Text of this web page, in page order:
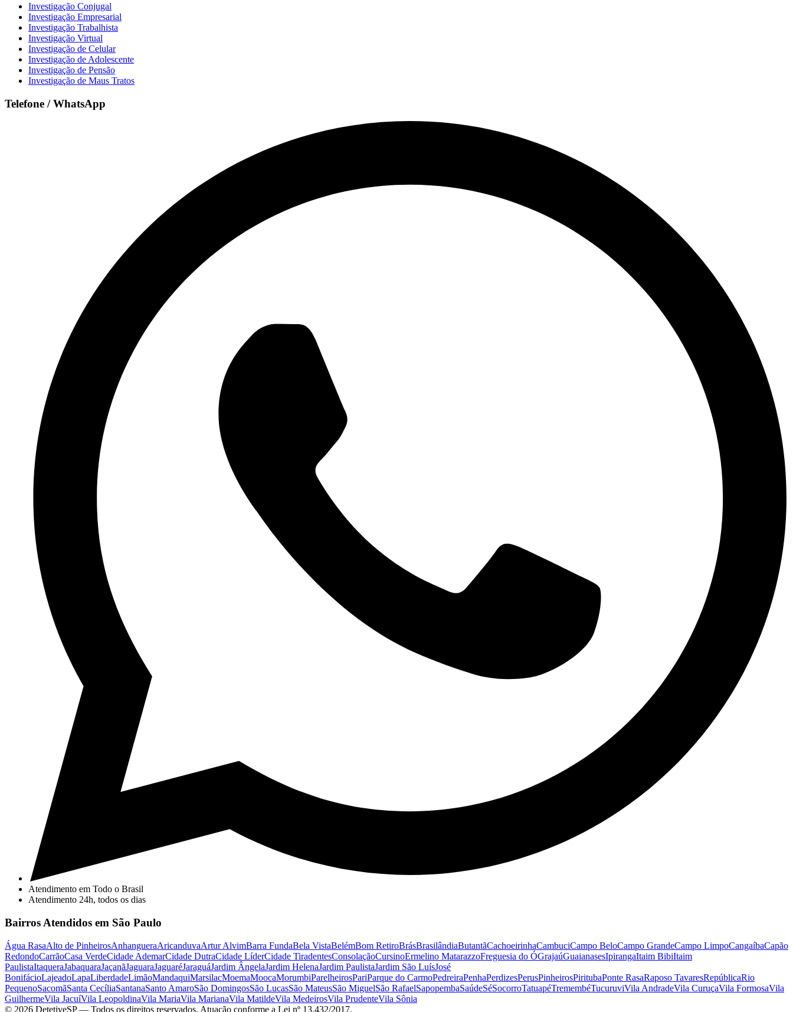
Investigação Conjugal
Investigação Empresarial
Investigação Trabalhista
Investigação Virtual
Investigação de Celular
Investigação de Adolescente
Investigação de Pensão
Investigação de Maus Tratos
Telefone / WhatsApp
Atendimento em Todo o Brasil
Atendimento 24h, todos os dias
Bairros Atendidos em São Paulo
Água RasaAlto de PinheirosAnhangueraAricanduvaArtur AlvimBarra FundaBela VistaBelémBom RetiroBrásBrasilândiaButantãCachoeirinhaCambuciCampo BeloCampo GrandeCampo LimpoCangaíbaCapão
RedondoCarrãoCasa VerdeCidade AdemarCidade DutraCidade LíderCidade TiradentesConsolaçãoCursinoErmelino MatarazzoFreguesia do ÓGrajaúGuaianasesIpirangaItaim BibiItaim
PaulistaItaqueraJabaquaraJaçanãJaguaraJaguaréJaraguáJardim ÂngelaJardim HelenaJardim PaulistaJardim São LuísJosé
BonifácioLajeadoLapaLiberdadeLimãoMandaquiMarsilacMoemaMoocaMorumbiParelheirosPariParque do CarmoPedreiraPenhaPerdizesPerusPinheirosPiritubaPonte RasaRaposo TavaresRepúblicaRio
PequenoSacomãSanta CecíliaSantanaSanto AmaroSão DomingosSão LucasSão MateusSão MiguelSão RafaelSapopembaSaúdeSéSocorroTatuapéTremembéTucuruviVila AndradeVila CuruçaVila FormosaVila
GuilhermeVila JacuíVila LeopoldinaVila MariaVila MarianaVila MatildeVila MedeirosVila PrudenteVila Sônia
© 2026 DetetiveSP— Todos os direitos reservados. Atuação conforme a Lei nº 13.432/2017.